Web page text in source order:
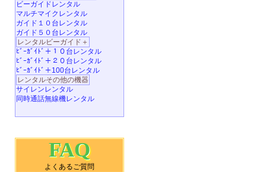
ビーガイドレンタル
マルチマイクレンタル
ガイド１０台レンタル
ガイド５０台レンタル
レンタルビーガイド＋
ﾋﾞｰｶﾞｲﾄﾞ＋１０台レンタル
ﾋﾞｰｶﾞｲﾄﾞ＋２０台レンタル
ﾋﾞｰｶﾞｲﾄﾞ＋100台レンタル
レンタルその他の機器
サイレンレンタル
同時通話無線機レンタル
FAQ
よくあるご質問